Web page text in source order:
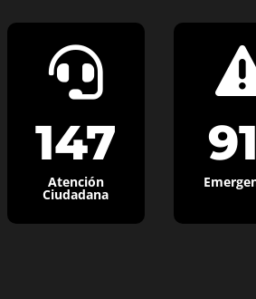

147
Atención
Ciudadana